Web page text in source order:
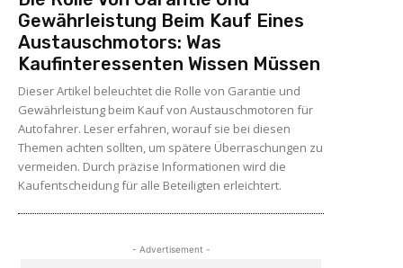
Gewährleistung Beim Kauf Eines
Austauschmotors: Was
Kaufinteressenten Wissen Müssen
Dieser Artikel beleuchtet die Rolle von Garantie und
Gewährleistung beim Kauf von Austauschmotoren für
Autofahrer. Leser erfahren, worauf sie bei diesen
Themen achten sollten, um spätere Überraschungen zu
vermeiden. Durch präzise Informationen wird die
Kaufentscheidung für alle Beteiligten erleichtert.
- Advertisement -